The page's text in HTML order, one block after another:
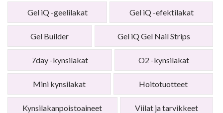
Gel iQ -geelilakat Gel iQ -efektilakat
Gel Builder Gel iQ Gel Nail Strips
7day -kynsilakat O2 -kynsilakat
Mini kynsilakat Hoitotuotteet
Kynsilakanpoistoaineet Viilat ja tarvikkeet